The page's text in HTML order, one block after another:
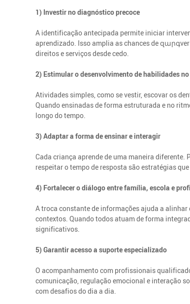
1) Investir no diagnóstico precoce
A identificação antecipada permite iniciar
aprendizado. Isso amplia as chances de
direitos e serviços desde cedo.
2) Estimular o desenvolvimento de habilidades
Atividades simples, como se vestir, escovar os
Quando ensinadas de forma estruturada e no
longo do tempo.
3) Adaptar a forma de ensinar e interagir
Cada criança aprende de uma maneira
respeitar o tempo de resposta são estratégias
4) Fortalecer o diálogo entre família, escola e
A troca constante de informações ajuda a
contextos. Quando todos atuam de forma
significativos.
5) Garantir acesso a suporte especializado
O acompanhamento com profissionais
comunicação, regulação emocional e interação
com desafios do dia a dia.